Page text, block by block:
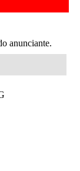
anunciante.